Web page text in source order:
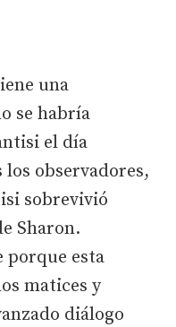
una
se habría
el día
observadores,
sobrevivió
Sharon.
porque esta
matices y
diálogo